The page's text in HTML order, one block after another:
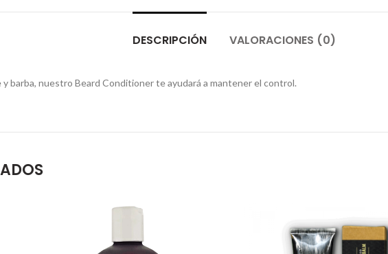
DESCRIPCIÓN VALORACIONES (0)
barba, nuestro Beard Conditioner te ayudará a mantener el control.